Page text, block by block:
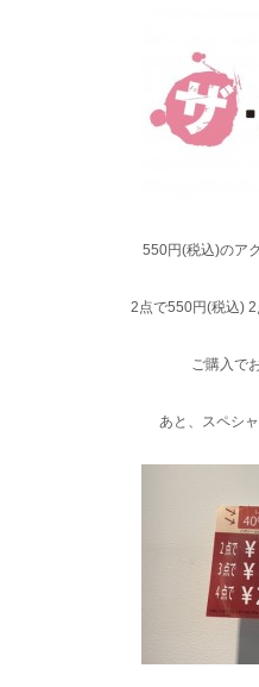
550円(税込)のア
2点で550円(税込)
ご購入で
あと、スペシ